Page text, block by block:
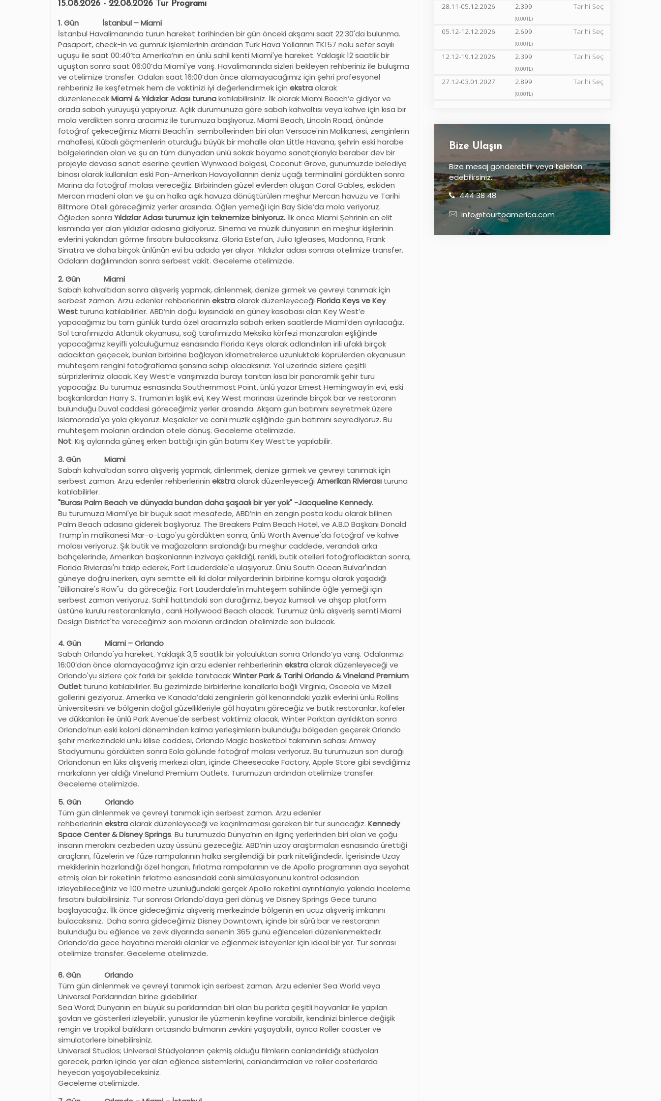
15.08.2026 - 22.08.2026 Tur Programı
1. Gün İstanbul – Miami
İstanbul Havalimanında turun hareket tarihinden bir gün önceki akşamı saat 22:30'da bulunma.
Pasaport, check-in ve gümrük işlemlerinin ardından Türk Hava Yollarının TK157 nolu sefer sayılı
uçuşu ile saat 00:40’ta Amerika’nın en ünlü sahil kenti Miami'ye hareket. Yaklaşık 12 saatlik bir
uçuştan sonra saat 06:00’da Miami'ye varış. Havalimanında sizleri bekleyen rehberiniz ile buluşma
ve otelimize transfer. Odaları saat 16:00’dan önce alamayacağımız için şehri profesyonel
rehberiniz ile keşfetmek hem de vaktinizi iyi değerlendirmek için ekstraolarak
düzenlenecekMiami & Yıldızlar Adası turunakatılabilirsiniz. İlk olarak Miami Beach’e gidiyor ve
orada sabah yürüyüşü yapıyoruz. Açlık durumunuza göre sabah kahvaltısı veya kahve için kısa bir
mola verdikten sonra aracımız ile turumuza başlıyoruz. Miami Beach, Lincoln Road, önünde
fotoğraf çekeceğimiz Miami Beach'in sembollerinden biri olan Versace'nin Malikanesi, zenginlerin
mahallesi, Kübalı göçmenlerin oturduğu büyük bir mahalle olan Little Havana, şehrin eski harabe
bölgelerinden olan ve şu an tüm dünyadan ünlü sokak boyama sanatçılarıyla beraber dev bir
projeyle devasa sanat eserine çevrilen Wynwood bölgesi, Coconut Grove, günümüzde belediye
binası olarak kullanılan eski Pan-Amerikan Havayollarının deniz uçağı terminalini gördükten sonra
Marina da fotoğraf molası vereceğiz. Birbirinden güzel evlerden oluşan Coral Gables, eskiden
Mercan madeni olan ve şu an halka açık havuza dönüştürülen meşhur Mercan havuzu ve Tarihi
Biltmore Oteli göreceğimiz yerler arasında. Öğlen yemeği için Bay Side’da mola veriyoruz.
Öğleden sonra Yıldızlar Adası turumuz için teknemize biniyoruz. İlk önce Miami Şehrinin en elit
kısmında yer alan yıldızlar adasına gidiyoruz. Sinema ve müzik dünyasının en meşhur kişilerinin
evlerini yakından görme fırsatını bulacaksınız. Gloria Estefan, Julio Igleases, Madonna, Frank
Sinatra ve daha birçok ünlünün evi bu adada yer alıyor. Yıldızlar adası sonrası otelimize transfer.
Odaların dağılımından sonra serbest vakit. Geceleme otelimizde.
2. Gün Miami
Sabah kahvaltıdan sonra alışveriş yapmak, dinlenmek, denize girmek ve çevreyi tanımak için
serbest zaman. Arzu edenler rehberlerinin ekstraolarak düzenleyeceği Florida Keys ve Key
West turuna katılabilirler. ABD’nin doğu kıyısındaki en güney kasabası olan Key West’e
yapacağımız bu tam günlük turda özel aracımızla sabah erken saatlerde Miami’den ayrılacağız.
Sol tarafımızda Atlantik okyanusu, sağ tarafımızda Meksika körfezi manzaraları eşliğinde
yapacağımız keyifli yolculuğumuz esnasında Florida Keys olarak adlandırılan irili ufaklı birçok
adacıktan geçecek, bunları birbirine bağlayan kilometrelerce uzunluktaki köprülerden okyanusun
muhteşem rengini fotoğraflama şansına sahip olacaksınız. Yol üzerinde sizlere çeşitli
sürprizlerimiz olacak. Key West’e varışımızda burayı tanıtan kısa bir panoramik şehir turu
yapacağız. Bu turumuz esnasında Southernmost Point, ünlü yazar Ernest Hemingway’in evi, eski
başkanlardan Harry S. Truman’ın kışlık evi, Key West marinası üzerinde birçok bar ve restoranın
bulunduğu Duval caddesi göreceğimiz yerler arasında. Akşam gün batımını seyretmek üzere
Islamorada'ya yola çıkıyoruz. Meşaleler ve canlı müzik eşliğinde gün batımını seyrediyoruz. Bu
muhteşem molanın ardından otele dönüş. Geceleme otelimizde.
Not: Kış aylarında güneş erken battığı için gün batımı Key West’te yapılabilir.
3. Gün Miami
Sabah kahvaltıdan sonra alışveriş yapmak, dinlenmek, denize girmek ve çevreyi tanımak için
serbest zaman. Arzu edenler rehberlerinin ekstraolarak düzenleyeceği Amerikan Rivierası turuna
katılabilirler.
"Burası Palm Beach ve dünyada bundan daha şaşaalı bir yer yok" -Jacqueline Kennedy.
Bu turumuza Miami'ye bir buçuk saat mesafede, ABD’nin en zengin posta kodu olarak bilinen
Palm Beach adasına giderek başlıyoruz. The Breakers Palm Beach Hotel, ve A.B.D Başkanı Donald
Trump'ın malikanesi Mar-o-Lago'yu gördükten sonra, ünlü Worth Avenue'da fotoğraf ve kahve
molası veriyoruz. Şık butik ve mağazaların sıralandığı bu meşhur caddede, verandalı arka
bahçelerinde, Amerikan başkanlarının inzivaya çekildiği, renkli, butik otelleri fotoğrafladıktan sonra,
Florida Rivierası'nı takip ederek, Fort Lauderdale'e ulaşıyoruz. Ünlü South Ocean Bulvar'ından
güneye doğru inerken, aynı semtte elli iki dolar milyarderinin birbirine komşu olarak yaşadığı
"Billionaire's Row"u da göreceğiz. Fort Lauderdale'in muhteşem sahilinde öğle yemeği için
serbest zaman veriyoruz. Sahil hattındaki son durağımız, beyaz kumsalı ve ahşap platform
üstüne kurulu restoranlarıyla , canlı Hollywood Beach olacak. Turumuz ünlü alışveriş semti Miami
Design District'te vereceğimiz son molanın ardından otelimizde son bulacak.
4. Gün Miami – Orlando
Sabah Orlando'ya hareket. Yaklaşık 3,5 saatlik bir yolculuktan sonra Orlando’ya varış. Odalarımızı
16:00’dan önce alamayacağımız için arzu edenler rehberlerinin ekstraolarak düzenleyeceği ve
Orlando'yu sizlere çok farklı bir şekilde tanıtacakWinter Park & Tarihi Orlando & Vineland Premium
Outlet turuna katılabilirler. Bu gezimizde birbirlerine kanallarla bağlı Virginia, Osceola ve Mizell
gollerini geziyoruz. Amerika ve Kanada’daki zenginlerin göl kenarındaki yazlık evlerini ünlü Rollins
üniversitesini ve bölgenin doğal güzellikleriyle göl hayatını göreceğiz ve butik restoranlar, kafeler
ve dükkanları ile ünlü Park Avenue'de serbest vaktimiz olacak. Winter Parktan ayrıldıktan sonra
Orlando’nun eski koloni döneminden kalma yerleşimlerin bulunduğu bölgeden geçerek Orlando
şehir merkezindeki ünlü kilise caddesi, Orlando Magic basketbol takımının sahası Amway
Stadyumunu gördükten sonra Eola gölünde fotoğraf molası veriyoruz. Bu turumuzun son durağı
Orlandonun en lüks alışveriş merkezi olan, içinde Cheesecake Factory, Apple Store gibi sevdiğimiz
markaların yer aldığı Vineland Premium Outlets. Turumuzun ardından otelimize transfer.
Geceleme otelimizde.
5. Gün Orlando
Tüm gün dinlenmek ve çevreyi tanımak için serbest zaman. Arzu edenler
rehberlerinin ekstraolarak düzenleyeceği ve kaçırılmaması gereken bir tur sunacağız. Kennedy
Space Center & Disney Springs. Bu turumuzda Dünya’nın en ilginç yerlerinden biri olan ve çoğu
insanın merakını cezbeden uzay üssünü gezeceğiz. ABD’nin uzay araştırmaları esnasında ürettiği
araçların, füzelerin ve füze rampalarının halka sergilendiği bir park niteliğindedir. İçerisinde Uzay
mekiklerinin hazırlandığı özel hangarı, fırlatma rampalarının ve de Apollo programının aya seyahat
etmiş olan bir roketinin fırlatma esnasındaki canlı simülasyonunu kontrol odasından
izleyebileceğiniz ve 100 metre uzunluğundaki gerçek Apollo roketini ayrıntılarıyla yakında inceleme
fırsatını bulabilirsiniz. Tur sonrası Orlando'daya geri dönüş ve Disney Springs Gece turuna
başlayacağız. İlk önce gideceğimiz alışveriş merkezinde bölgenin en ucuz alışveriş imkanını
bulacaksınız. Daha sonra gideceğimiz Disney Downtown, içinde bir sürü bar ve restoranın
bulunduğu bu eğlence ve zevk diyarında senenin 365 günü eğlenceleri düzenlenmektedir.
Orlando’da gece hayatına meraklı olanlar ve eğlenmek isteyenler için ideal bir yer. Tur sonrası
otelimize transfer. Geceleme otelimizde.
6. Gün Orlando
Tüm gün dinlenmek ve çevreyi tanımak için serbest zaman. Arzu edenler Sea World veya
Universal Parklarından birine gidebilirler.
Sea Word; Dünyanın en büyük su parklarından biri olan bu parkta çeşitli hayvanlar ile yapılan
şovları ve gösterileri izleyebilir, yunuslar ile yüzmenin keyfine varabilir, kendinizi binlerce değişik
rengin ve tropikal balıkların ortasında bulmanın zevkini yaşayabilir, ayrıca Roller coaster ve
simulatorlere binebilirsiniz.
Universal Studios; Universal Stüdyolarının çekmiş olduğu filmlerin canlandırıldığı stüdyoları
görecek, parkın içinde yer alan eğlence sistemlerini, canlandırmaları ve roller costerlarda
heyecan yaşayabileceksiniz.
Geceleme otelimizde.
28.11-05.12.2026 2.399
(0,00TL)
Tarihi Seç
05.12-12.12.2026 2.699
(0,00TL)
Tarihi Seç
12.12-19.12.2026 2.399
(0,00TL)
Tarihi Seç
27.12-03.01.2027 2.899
(0,00TL)
Tarihi Seç
Bize Ulaşın
Bize mesaj gönderebilir veya telefon
edebilirsiniz.
444 38 48
info@tourtoamerica.com